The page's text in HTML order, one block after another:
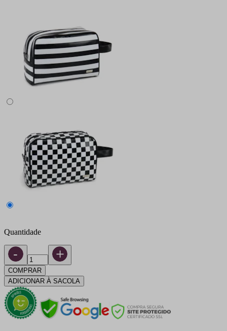
Quantidade
COMPRAR
ADICIONAR À SACOLA